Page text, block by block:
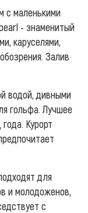
с маленькими
- знаменитый
каруселями,
Залив
водой, дивными
гольфа. Лучшее
Курорт
для
и молодоженов,
с